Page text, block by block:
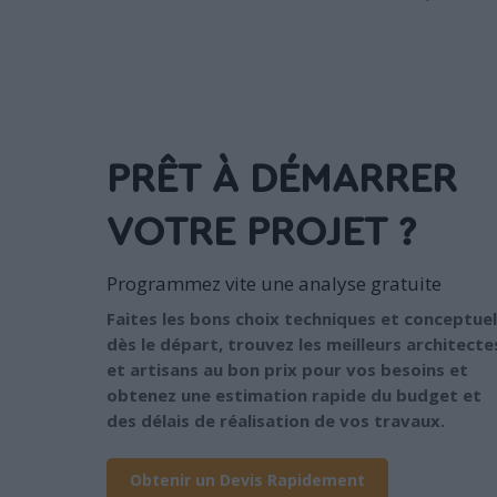
PRÊT À DÉMARRER
VOTRE PROJET ?
Programmez vite une analyse gratuite
Faites les bons choix techniques et
dès le départ, trouvez les meilleurs
et artisans au bon prix pour vos besoins et
obtenez une estimation rapide du budget et
des délais de réalisation de vos travaux.
Obtenir un Devis Rapidement